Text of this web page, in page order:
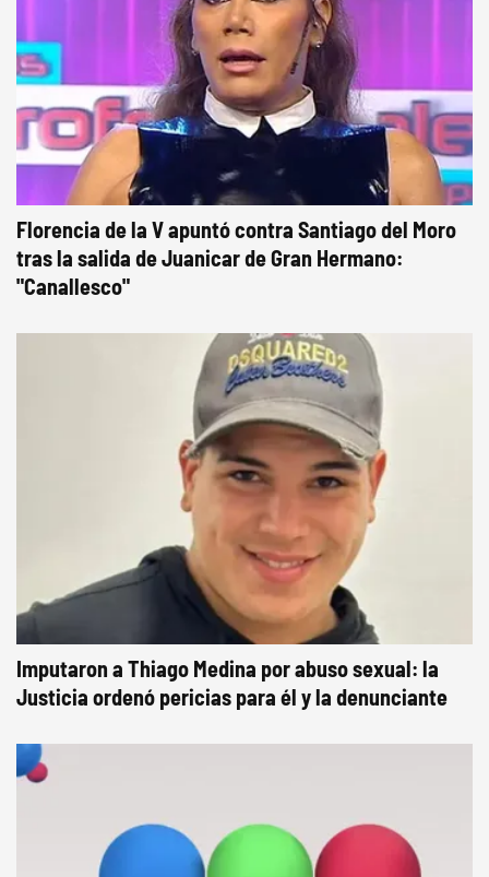
Florencia de la V apuntó contra Santiago del Moro
tras la salida de Juanicar de Gran Hermano:
"Canallesco"
Imputaron a Thiago Medina por abuso sexual: la
Justicia ordenó pericias para él y la denunciante